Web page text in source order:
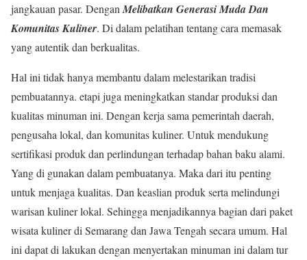
jangkauan pasar. Dengan Melibatkan Generasi Muda Dan
Komunitas Kuliner. Di dalam pelatihan tentang cara memasak
yang autentik dan berkualitas.
Hal ini tidak hanya membantu dalam melestarikan tradisi
pembuatannya. etapi juga meningkatkan standar produksi dan
kualitas minuman ini. Dengan kerja sama pemerintah daerah,
pengusaha lokal, dan komunitas kuliner. Untuk mendukung
sertifikasi produk dan perlindungan terhadap bahan baku alami.
Yang di gunakan dalam pembuatanya. Maka dari itu penting
untuk menjaga kualitas. Dan keaslian produk serta melindungi
warisan kuliner lokal. Sehingga menjadikannya bagian dari paket
wisata kuliner di Semarang dan Jawa Tengah secara umum. Hal
ini dapat di lakukan dengan menyertakan minuman ini dalam tur